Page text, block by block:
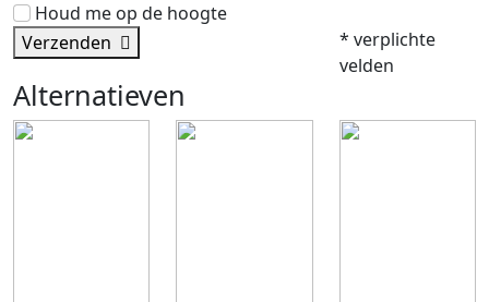
Houd me op de hoogte
Verzenden
* verplichte
velden
Alternatieven